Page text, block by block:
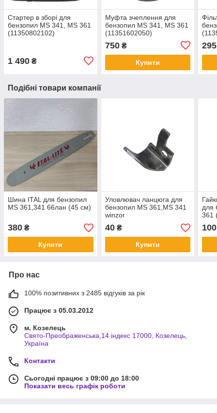
Стартер в зборі для
бензопил MS 341, MS 361
(11350802102)
1 490 ₴
Муфта зчеплення для
бензопил MS 341, MS 361
(11351602050)
750₴
Купити
295
Подібні товари компанії
Шина ITAL для бензопил
MS 361,341 66лан (45 см)
380 ₴
Купити
Уловлювач ланцюга для
бензопил MS 361,MS 341
winzor
40₴
Купити
для
361
100
Про нас
100% позитивних з 2485 відгуків за рік
Працює з 05.03.2012
м. Козелець
Свято-Преображенська,14 індекс 17000, Козелець,
Україна
Контакти
Сьогодні працює з 09:00 до 18:00
Показати весь графік роботи